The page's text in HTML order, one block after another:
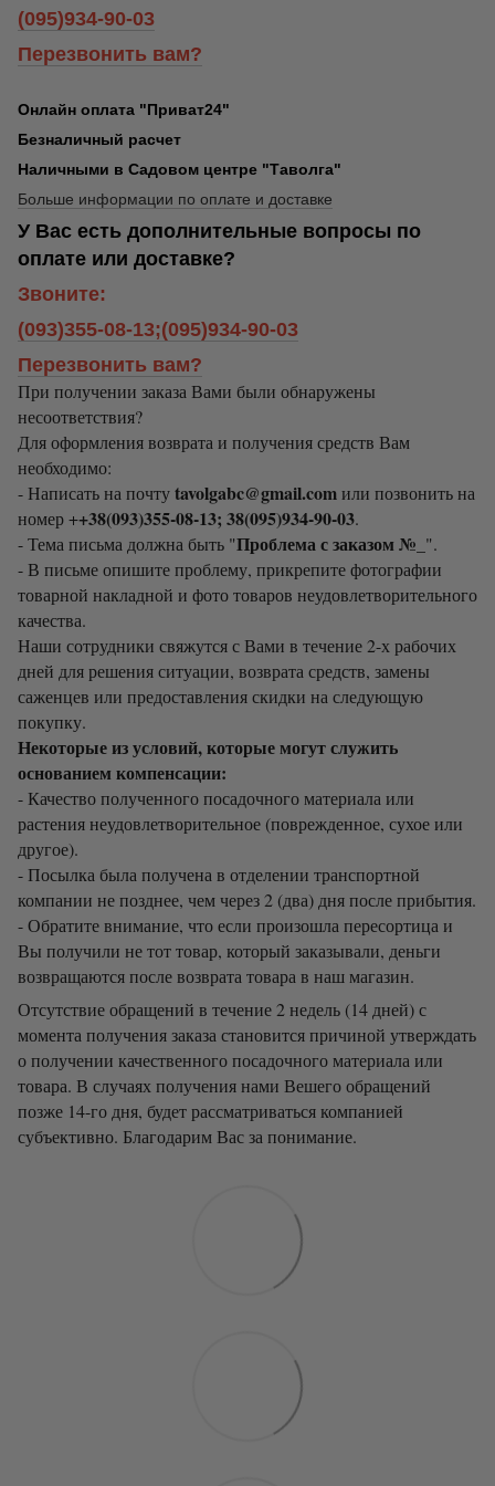
(095)934-90-03
Перезвонить вам?
Онлайн оплата "Приват24"
Безналичный расчет
Наличными в Садовом центре "Таволга"
Больше информации по оплате и доставке
У Вас есть дополнительные вопросы по
оплате или доставке?
Звоните:
(093)355-08-13;(095)934-90-03
Перезвонить вам?
При получении заказа Вами были обнаружены
несоответствия?
Для оформления возврата и получения средств Вам
необходимо:
- Написать на почтуtavolgabc@gmail.comили позвонить на
номер ++38(093)355-08-13; 38(095)934-90-03.
- Тема письма должна быть "Проблема с заказом №_ ".
- В письме опишите проблему, прикрепите фотографии
товарной накладной и фото товаров неудовлетворительного
качества.
Наши сотрудники свяжутся с Вами в течение 2-х рабочих
дней для решения ситуации, возврата средств, замены
саженцев или предоставления скидки на следующую
покупку.
Некоторые из условий, которые могут служить
основанием компенсации:
- Качество полученного посадочного материала или
растения неудовлетворительное (поврежденное, сухое или
другое).
- Посылка была получена в отделении транспортной
компании не позднее, чем через 2 (два) дня после прибытия.
- Обратите внимание, что если произошла пересортица и
Вы получили не тот товар, который заказывали, деньги
возвращаются после возврата товара в наш магазин.
Отсутствие обращений в течение 2 недель (14 дней) с
момента получения заказа становится причиной утверждать
о получении качественного посадочного материала или
товара. В случаях получения нами Вешего обращений
позже 14-го дня, будет рассматриваться компанией
субъективно. Благодарим Вас за понимание.